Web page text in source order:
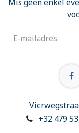
Mis geen enkel
+32 479